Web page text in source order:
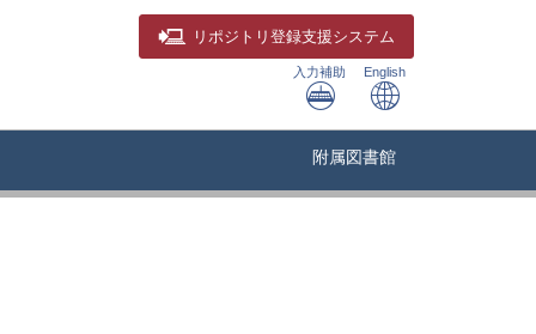
リポジトリ 登録支援システム
入力補助 English
附属図書館